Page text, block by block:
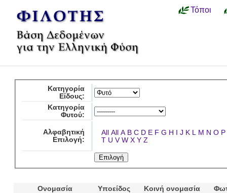
Τόποι
Κατηγορία
Είδους:
Κατηγορία
Φυτού:
Αλφαβητική
Επιλογή:
All All A B C D E F G H I J K L M N O P
T U V W X Y Z
Ονομασία Υποείδος Κοινή ονομασία